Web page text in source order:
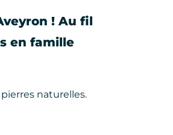
! Au fil
en famille
naturelles.